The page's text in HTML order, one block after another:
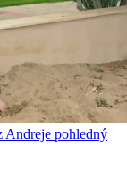
Andreje pohledný